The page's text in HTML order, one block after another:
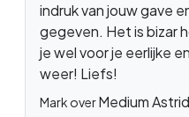
indruk van jouw gave
gegeven. Het is bizar
je wel voor je eerlijke
weer! Liefs!
Mark overMedium Astrid